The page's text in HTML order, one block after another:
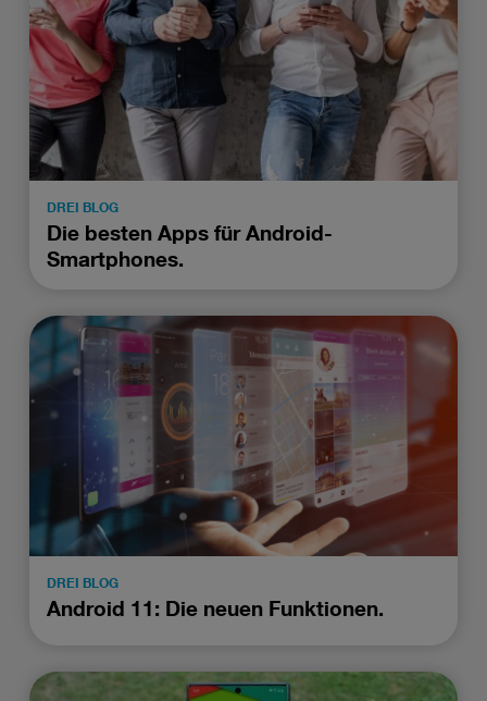
DREI BLOG
Die besten Apps für Android-
Smartphones.
DREI BLOG
Android 11: Die neuen Funktionen.